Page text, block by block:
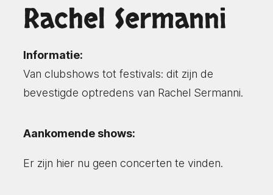
Rachel Sermanni
Informatie:
Van clubshows tot festivals: dit zijn de
bevestigde optredens van Rachel Sermanni.
Aankomende shows:
Er zijn hier nu geen concerten te vinden.